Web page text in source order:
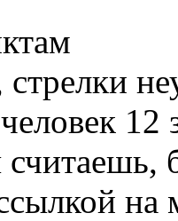
считаешь,
на